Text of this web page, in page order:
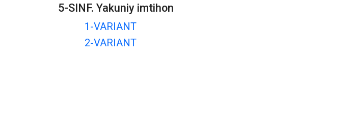
5-SINF. Yakuniy imtihon
1-VARIANT
2-VARIANT